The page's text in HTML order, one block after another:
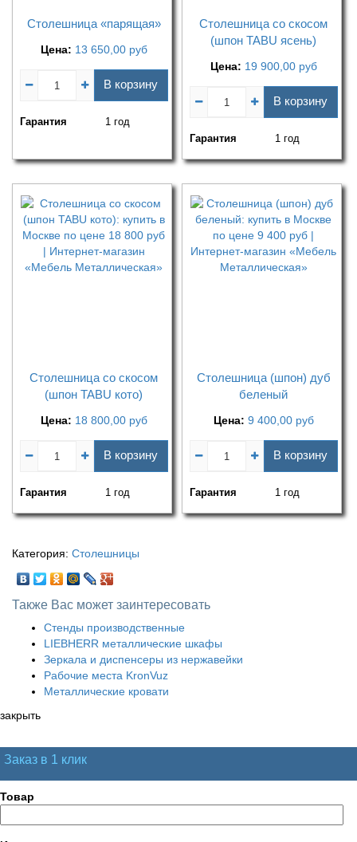
Столешница «парящая»
Цена: 13 650,00 руб
В корзину
Гарантия 1 год
Столешница со скосом
(шпон TABU ясень)
Цена: 19 900,00 руб
В корзину
Гарантия 1 год
Столешница со скосом
(шпон TABU кото)
Цена: 18 800,00 руб
В корзину
Гарантия 1 год
Столешница (шпон) дуб
беленый
Цена: 9 400,00 руб
В корзину
Гарантия 1 год
Категория: Столешницы
Также Вас может заинтересовать
Стенды производственные
LIEBHERR металлические шкафы
Зеркала и диспенсеры из нержавейки
Рабочие места KronVuz
Металлические кровати
закрыть
Заказ в 1 клик
Товар